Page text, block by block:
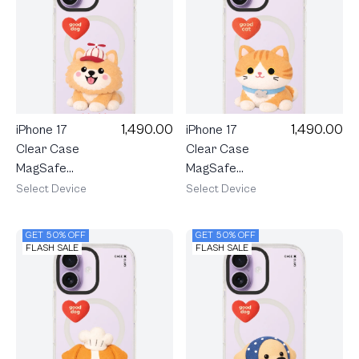
iPhone 17
Clear Case
MagSafe
Shield Join
Heartful
Pomeranian
1,490.00
Select Device
iPhone 17
Clear Case
MagSafe
Shield Join
Heartful
Orange Cat
1,490.00
Select Device
GET 50% OFF
FLASH SALE
GET 50% OFF
FLASH SALE